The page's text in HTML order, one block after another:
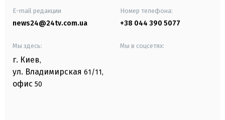
E-mail редакции
news24@24tv.com.ua
Номер телефона:
+38 044 390 5077
Мы здесь:
г. Киев,
ул. Владимирская 61/11,
офис 50
Мы в соцсетях: